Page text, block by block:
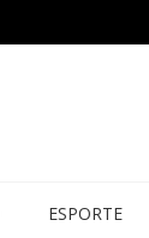
ESPORTE